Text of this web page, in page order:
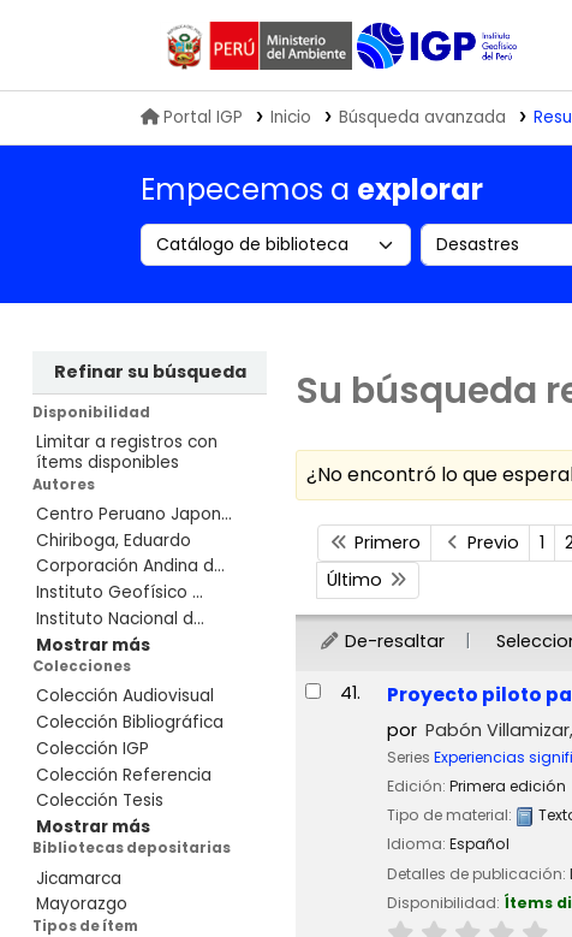
Biblioteca IGP
Portal IGP Inicio Búsqueda avanzada
Empecemos a explorar
Search the catalog by: Buscar en el
Refinar su búsqueda
Disponibilidad
Limitar a registros con
ítems disponibles
Autores
Centro Peruano Japon...
Chiriboga, Eduardo
Corporación Andina d...
Instituto Geofísico ...
Instituto Nacional d...
Mostrar más
Colecciones
Colección Audiovisual
Colección Bibliográfica
Colección IGP
Colección Referencia
Colección Tesis
Mostrar más
Bibliotecas depositarias
Jicamarca
Mayorazgo
Tipos de ítem
Su búsqueda
¿No encontró lo que
Ordenar
Primero Previo 1
Último
De-resaltar
Resultados
41. Proyecto piloto
por Pabón
Series Experiencias
Edición: Primera edición
Tipo de material:
Idioma: Español
Detalles de publicación:
Disponibilidad: Ítems